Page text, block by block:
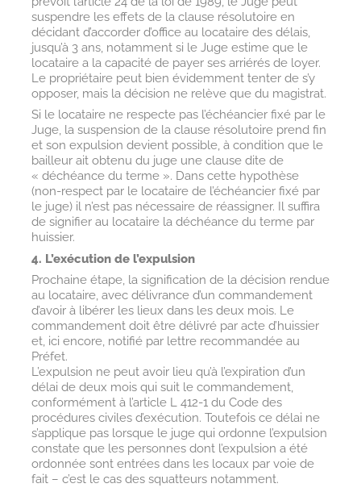
suspendre les effets de la clause résolutoire en
décidant d’accorder d’office au locataire des délais,
jusqu’à 3 ans, notamment si le Juge estime que le
locataire a la capacité de payer ses arriérés de loyer.
Le propriétaire peut bien évidemment tenter de s’y
opposer, mais la décision ne relève que du magistrat.
Si le locataire ne respecte pas l’échéancier fixé par le
Juge, la suspension de la clause résolutoire prend fin
et son expulsion devient possible, à condition que le
bailleur ait obtenu du juge une clause dite de
« déchéance du terme ». Dans cette hypothèse
(non-respect par le locataire de l’échéancier fixé par
le juge) il n’est pas nécessaire de réassigner. Il suffira
de signifier au locataire la déchéance du terme par
huissier.
4. L’exécution de l’expulsion
Prochaine étape, la signification de la décision rendue
au locataire, avec délivrance d’un commandement
d’avoir à libérer les lieux dans les deux mois. Le
commandement doit être délivré par acte d’huissier
et, ici encore, notifié par lettre recommandée au
Préfet.
L’expulsion ne peut avoir lieu qu’à l’expiration d’un
délai de deux mois qui suit le commandement,
conformément à l’article L 412-1 du Code des
procédures civiles d’exécution. Toutefois ce délai ne
s’applique pas lorsque le juge qui ordonne l’expulsion
constate que les personnes dont l’expulsion a été
ordonnée sont entrées dans les locaux par voie de
fait – c’est le cas des squatteurs notamment.